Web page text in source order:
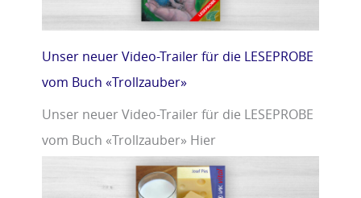
Unser neuer Video-Trailer für die LESEPROBE
vom Buch «Trollzauber»
Unser neuer Video-Trailer für die LESEPROBE
vom Buch «Trollzauber» Hier